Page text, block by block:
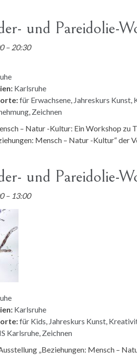
und Pareidolie-
– 20:30
Karlsruhe
für Erwachsene, Jahreskurs Kunst,
, Zeichnen
– Natur -Kultur: Ein Workshop zu
Mensch – Natur -Kultur“ der
und Pareidolie-
– 13:00
Karlsruhe
für Kids, Jahreskurs Kunst,
Karlsruhe, Zeichnen
„Beziehungen: Mensch –